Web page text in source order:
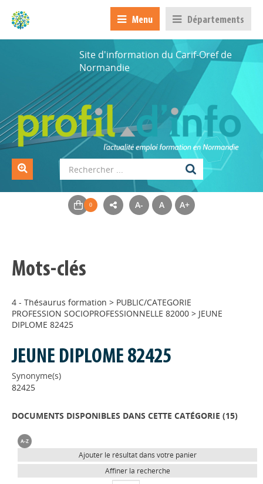
Menu Départements
Site d'information du Carif-Oref de
Normandie
A- A A+
Mots-clés
4 - Thésaurus formation > PUBLIC/CATEGORIE
PROFESSION SOCIOPROFESSIONNELLE 82000 > JEUNE
DIPLOME 82425
JEUNE DIPLOME 82425
Synonyme(s)
82425
DOCUMENTS DISPONIBLES DANS CETTE CATÉGORIE (15)
Ajouter le résultat dans votre panier
Affiner la recherche